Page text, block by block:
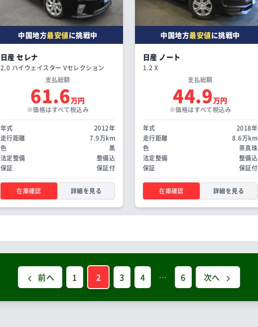
中国地方最安値に挑戦中
日産 セレナ
2.0 ハイウェイスター Vセレクション
支払総額
61.6万円
※価格はすべて税込み
年式
2012年
走行距離
7.9万km
色
黒
法定整備
整備込
保証
保証付
在庫確認 詳細を見る
中国地方最安値に挑戦中
日産 ノート
1.2 X
支払総額
44.9万円
※価格はすべて税込み
年式
2018年
走行距離
8.6万km
色
茶真珠
法定整備
整備込
保証
保証付
在庫確認 詳細を見る
前へ 1 2 3 4 … 6 次へ